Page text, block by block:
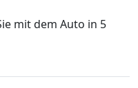
mit dem Auto in 5